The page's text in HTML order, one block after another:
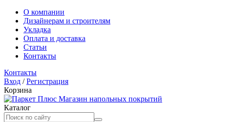
О компании
Дизайнерам и строителям
Укладка
Оплата и доставка
Статьи
Контакты
Контакты
Вход /Регистрация
Корзина
Магазин напольных покрытий
Каталог